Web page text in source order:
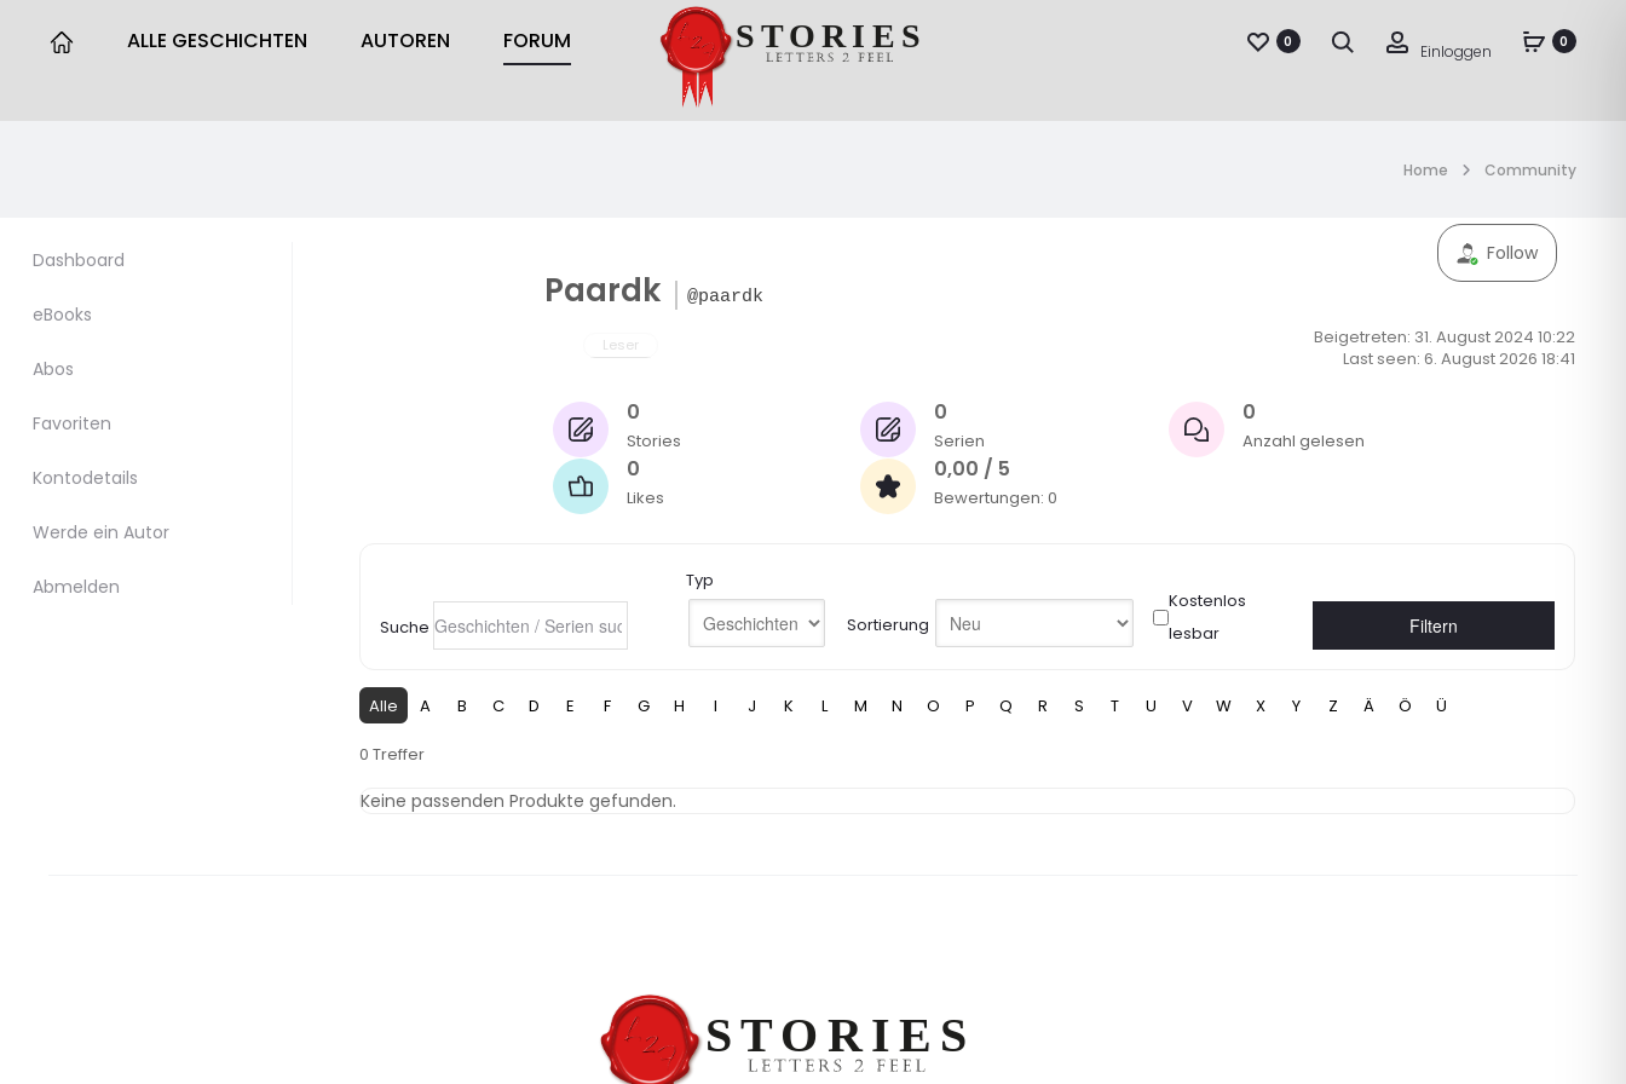
ALLE GESCHICHTEN AUTOREN FORUM 0 Suche Account
Einloggen 0
Home Community
Dashboard
eBooks
Abos
Favoriten
Kontodetails
Werde ein Autor
Abmelden
Paardk @paardk
Leser
Beigetreten: 31. August 2024 10:22
Last seen: 6. August 2026 18:41
Follow
0
Stories
0
Serien
0
Anzahl gelesen
0
Likes
0,00 / 5
Bewertungen: 0
Suche
Typ
Sortierung
Kostenlos
lesbar
Filtern
Alle A B C D E F G H I J K L M N O P Q R S T U V W X Y Z Ä Ö Ü
0 Treffer
Keine passenden Produkte gefunden.